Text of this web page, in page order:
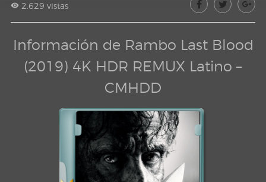
2.629 vistas
Información de Rambo Last Blood
(2019) 4K HDR REMUX Latino –
CMHDD